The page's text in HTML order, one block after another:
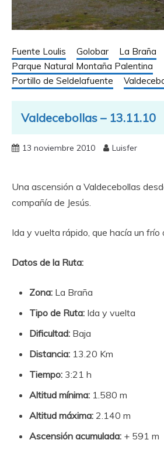
Fuente Loulis Golobar La Braña
Parque Natural Montaña Palentina
Portillo de Seldelafuente
Valdecebollas – 13.11.10
13 noviembre 2010 Luisfer
Una ascensión a Valdecebollas
compañía de Jesús.
Ida y vuelta rápido, que hacía un frío
Datos de la Ruta:
Zona: La Braña
Tipo de Ruta: Ida y vuelta
Dificultad: Baja
Distancia: 13.20 Km
Tiempo: 3:21 h
Altitud mínima: 1.580 m
Altitud máxima: 2.140 m
Ascensión acumulada: + 591 m